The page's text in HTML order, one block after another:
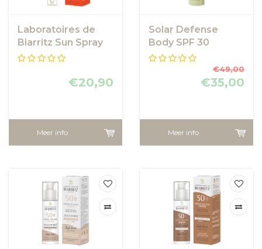
Laboratoires de
Biarritz Sun Spray
SPF30
€20,90
Meer info
Solar Defense
Body SPF 30
€49,00
€35,00
Meer info